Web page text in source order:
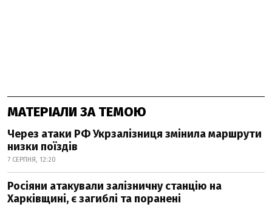
МАТЕРІАЛИ ЗА ТЕМОЮ
Через атаки РФ Укрзалізниця змінила маршрути
низки поїздів
7 СЕРПНЯ, 12:20
Росіяни атакували залізничну станцію на
Харківщині, є загиблі та поранені